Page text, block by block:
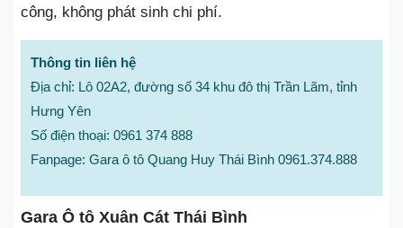
công, không phát sinh chi phí.
Thông tin liên hệ
Địa chỉ: Lô 02A2, đường số 34 khu đô thị Trần Lãm, tỉnh
Hưng Yên
Số điện thoại: 0961 374 888
Fanpage: Gara ô tô Quang Huy Thái Bình 0961.374.888
Gara Ô tô Xuân Cát Thái Bình